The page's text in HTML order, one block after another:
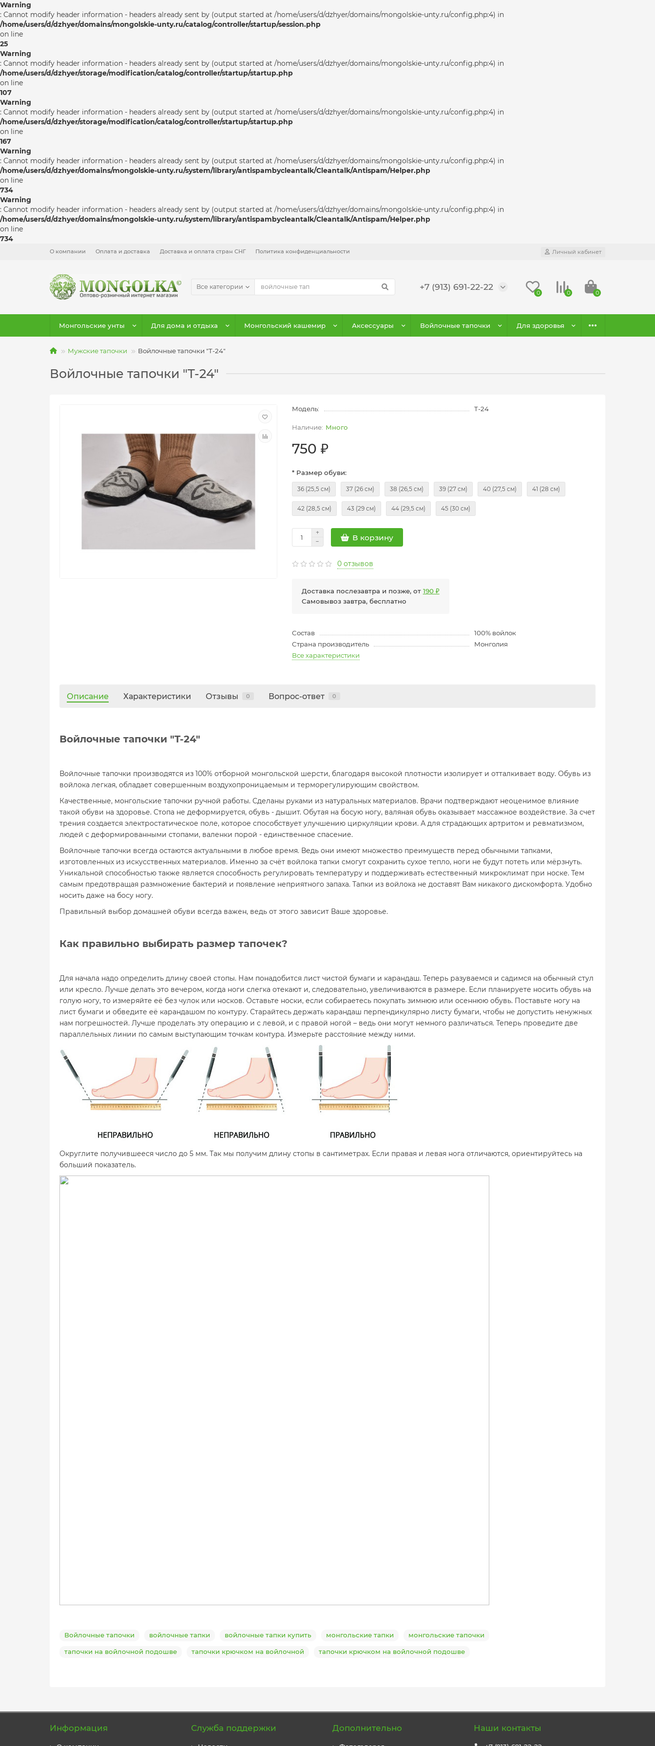
Warning
: Cannot modify header information - headers already sent by (output started at /home/users/d/dzhyer/domains/mongolskie-unty.ru/config.php:4) in
/home/users/d/dzhyer/domains/mongolskie-unty.ru/catalog/controller/startup/session.php
on line
25
Warning
: Cannot modify header information - headers already sent by (output started at /home/users/d/dzhyer/domains/mongolskie-unty.ru/config.php:4) in
/home/users/d/dzhyer/storage/modification/catalog/controller/startup/startup.php
on line
107
Warning
: Cannot modify header information - headers already sent by (output started at /home/users/d/dzhyer/domains/mongolskie-unty.ru/config.php:4) in
/home/users/d/dzhyer/storage/modification/catalog/controller/startup/startup.php
on line
167
Warning
: Cannot modify header information - headers already sent by (output started at /home/users/d/dzhyer/domains/mongolskie-unty.ru/config.php:4) in
/home/users/d/dzhyer/domains/mongolskie-unty.ru/system/library/antispambycleantalk/Cleantalk/Antispam/Helper.php
on line
734
Warning
: Cannot modify header information - headers already sent by (output started at /home/users/d/dzhyer/domains/mongolskie-unty.ru/config.php:4) in
/home/users/d/dzhyer/domains/mongolskie-unty.ru/system/library/antispambycleantalk/Cleantalk/Antispam/Helper.php
on line
734
О компании Оплата и доставка Доставка и оплата стран СНГ Политика конфиденциальности Личный кабинет
Все категории +7 (913) 691-22-22
0 0 0
Монгольские унты Для дома и отдыха Монгольский кашемир Аксессуары Войлочные тапочки Для здоровья
Мужские тапочки Войлочные тапочки "T-24"
Войлочные тапочки "T-24"
Модель: T-24
Много
750 ₽
* Размер обуви:
36 (25,5 см) 37 (26 см) 38 (26,5 см) 39 (27 см) 40 (27,5 см) 41 (28 см)
42 (28,5 см) 43 (29 см) 44 (29,5 см) 45 (30 см)
В корзину
0 отзывов
Доставка послезавтра и позже, от 190 ₽
Самовывоз завтра, бесплатно
Состав
100% войлок
Страна производитель
Монголия
Все характеристики
Описание Характеристики Отзывы 0 Вопрос-ответ 0
Войлочные тапочки "T-24"
Войлочные тапочки производятся из 100% отборной монгольской шерсти, благодаря высокой плотности изолирует и отталкивает воду. Обувь из
войлока легкая, обладает совершенным воздухопроницаемым и терморегулирующим свойством.
Качественные, монгольские тапочки ручной работы. Сделаны руками из натуральных материалов. Врачи подтверждают неоценимое влияние
такой обуви на здоровье. Стопа не деформируется, обувь - дышит. Обутая на босую ногу, валяная обувь оказывает массажное воздействие. За счет
трения создается электростатическое поле, которое способствует улучшению циркуляции крови. А для страдающих артритом и ревматизмом,
людей с деформированными стопами, валенки порой - единственное спасение.
Войлочные тапочки всегда остаются актуальными в любое время. Ведь они имеют множество преимуществ перед обычными тапками,
изготовленных из искусственных материалов. Именно за счёт войлока тапки смогут сохранить сухое тепло, ноги не будут потеть или мёрзнуть.
Уникальной способностью также является способность регулировать температуру и поддерживать естественный микроклимат при носке. Тем
самым предотвращая размножение бактерий и появление неприятного запаха. Тапки из войлока не доставят Вам никакого дискомфорта. Удобно
носить даже на босу ногу.
Правильный выбор домашней обуви всегда важен, ведь от этого зависит Ваше здоровье.
Как правильно выбирать размер тапочек?
Для начала надо определить длину своей стопы. Нам понадобится лист чистой бумаги и карандаш. Теперь разуваемся и садимся на обычный стул
или кресло. Лучше делать это вечером, когда ноги слегка отекают и, следовательно, увеличиваются в размере. Если планируете носить обувь на
голую ногу, то измеряйте её без чулок или носков. Оставьте носки, если собираетесь покупать зимнюю или осеннюю обувь. Поставьте ногу на
лист бумаги и обведите её карандашом по контуру. Старайтесь держать карандаш перпендикулярно листу бумаги, чтобы не допустить ненужных
нам погрешностей. Лучше проделать эту операцию и с левой, и с правой ногой – ведь они могут немного различаться. Теперь проведите две
параллельных линии по самым выступающим точкам контура. Измерьте расстояние между ними.
Округлите получившееся число до 5 мм. Так мы получим длину стопы в сантиметрах. Если правая и левая нога отличаются, ориентируйтесь на
больший показатель.
Войлочные тапочки войлочные тапки войлочные тапки купить монгольские тапки монгольские тапочки
тапочки на войлочной подошве тапочки крючком на войлочной тапочки крючком на войлочной подошве
Информация Служба поддержки Дополнительно Наши контакты